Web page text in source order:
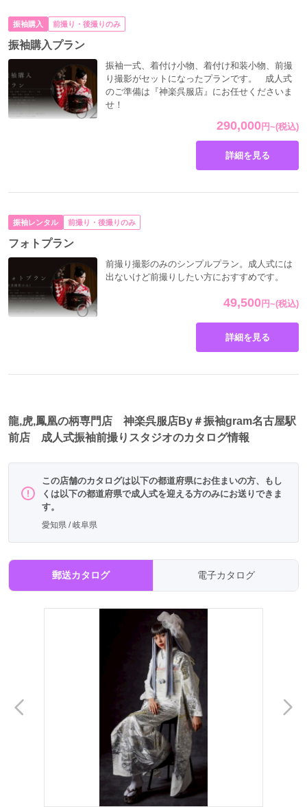
写真やSNSで“強い印象”を残したい
人と被らないスタイルを求めたい
甘さより迫力や個性を重視したい
特に前撮り文化が定着したことで、
写真映えするデザインを重視する傾向が強くなっていま
す。
龍や虎は遠目からでも柄がはっきりし、ポーズやメイクと
も相性が良いため、選ばれる理由が明確なのです。
かっこいい振袖が似合う人の特徴
「派手すぎないか心配」という相談は非常に多くいただき
ただ、実際の接客経験からお伝えすると、
多くの場合は思っている以上に自然に着こなせる
とんどです。
理由は、振袖自体が非日常の装いだからです。
似合いやすい傾向
・身長が高め
失敗しないために確認すべきポイント
龍・虎系の振袖は魅力的ですが、選ぶ際には通常より確認
事項が増えます。
1. サイズ展開
2. 小物の在庫
帯・重ね衿・帯揚げなどで印象は大きく変わります。
3. 成人式当日の着付け時間
人気時間帯の予約が埋まりやすい傾向
インパクトがある分、事前に写真を見てもらうことで安心
してもらえるケースも多いです。
名古屋で探すならいつ動くべきか
早い方が有利です。
振袖購入 前撮り・後撮りのみ
振袖購入プラン
290,000 円~(税込)
振袖一式、着付け小物、着付け和装小物、前撮
り撮影がセットになったプランです。 成人式
のご準備は『神楽呉服店』にお任せくださいま
せ！
詳細を見る
振袖レンタル 前撮り・後撮りのみ
フォトプラン
49,500 円~(税込)
前撮り撮影のみのシンプルプラン。成人式には
出ないけど前撮りしたい方におすすめです。
詳細を見る
龍,虎,鳳凰の柄専門店 神楽呉服店By＃振袖gram名古屋駅
前店 成人式振袖前撮りスタジオのカタログ情報
この店舗のカタログは以下の都道府県にお住まいの方、もし
くは以下の都道府県で成人式を迎える方のみにお送りできま
す。
愛知県 / 岐阜県
郵送カタログ 電子カタログ